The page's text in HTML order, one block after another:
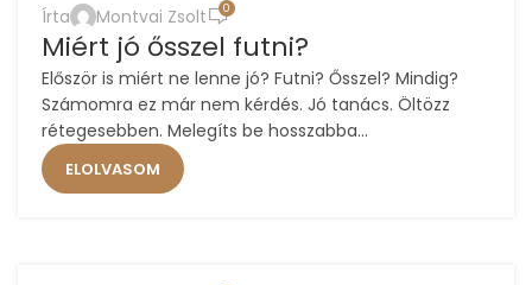
11
NOV
Írta Montvai Zsolt 0
Miért jó ősszel futni?
Először is miért ne lenne jó? Futni? Ősszel? Mindig?
Számomra ez már nem kérdés. Jó tanács. Öltözz
rétegesebben. Melegíts be hosszabba...
ELOLVASOM